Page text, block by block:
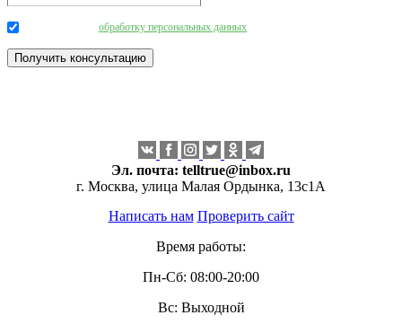
обработку персональных данных
Эл. почта: telltrue@inbox.ru
г. Москва, улица Малая Ордынка, 13с1А
Написать нам Проверить сайт
Время работы:
Пн-Сб: 08:00-20:00
Вс: Выходной